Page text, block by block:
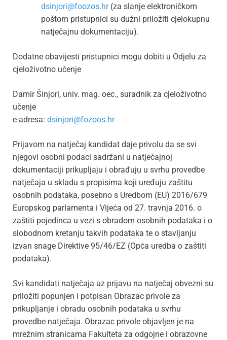
dsinjori@foozos.hr(za slanje elektroničkom
poštom pristupnici su dužni priložiti cjelokupnu
natječajnu dokumentaciju).
Dodatne obavijesti pristupnici mogu dobiti u Odjelu za
cjeloživotno učenje
Damir Šinjori, univ. mag. oec., suradnik za cjeloživotno
učenje
e-adresa: dsinjori@fozoos.hr
Prijavom na natječaj kandidat daje privolu da se svi
njegovi osobni podaci sadržani u natječajnoj
dokumentaciji prikupljaju i obrađuju u svrhu provedbe
natječaja u skladu s propisima koji uređuju zaštitu
osobnih podataka, posebno s Uredbom (EU) 2016/679
Europskog parlamenta i Vijeća od 27. travnja 2016. o
zaštiti pojedinca u vezi s obradom osobnih podataka i o
slobodnom kretanju takvih podataka te o stavljanju
izvan snage Direktive 95/46/EZ (Opća uredba o zaštiti
podataka).
Svi kandidati natječaja uz prijavu na natječaj obvezni su
priložiti popunjen i potpisan Obrazac privole za
prikupljanje i obradu osobnih podataka u svrhu
provedbe natječaja. Obrazac privole objavljen je na
mrežnim stranicama Fakulteta za odgojne i obrazovne